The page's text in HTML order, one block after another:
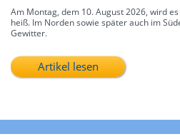
Am Montag, dem 10. August 2026, wird
heiß. Im Norden sowie später auch im
Gewitter.
Artikel lesen